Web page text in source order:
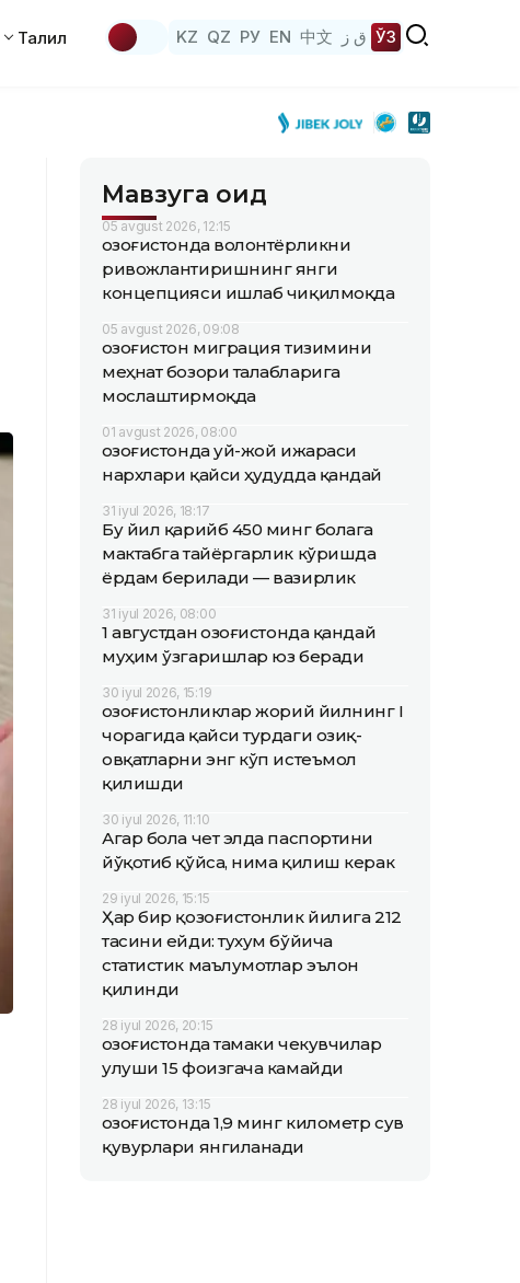
Таҳлил KZ QZ РУ EN 中文 ق ز ЎЗ
Мавзуга оид
05 avgust 2026, 12:15
Қозоғистонда волонтёрликни
ривожлантиришнинг янги
концепцияси ишлаб чиқилмоқда
05 avgust 2026, 09:08
Қозоғистон миграция тизимини
меҳнат бозори талабларига
мослаштирмоқда
01 avgust 2026, 08:00
Қозоғистонда уй-жой ижараси
нархлари қайси ҳудудда қандай
31 iyul 2026, 18:17
Бу йил қарийб 450 минг болага
мактабга тайёргарлик кўришда
ёрдам берилади — вазирлик
31 iyul 2026, 08:00
1 августдан Қозоғистонда қандай
муҳим ўзгаришлар юз беради
30 iyul 2026, 15:19
Қозоғистонликлар жорий йилнинг I
чорагида қайси турдаги озиқ-
овқатларни энг кўп истеъмол
қилишди
30 iyul 2026, 11:10
Агар бола чет элда паспортини
йўқотиб қўйса, нима қилиш керак
29 iyul 2026, 15:15
Ҳар бир қозоғистонлик йилига 212
тасини ейди: тухум бўйича
статистик маълумотлар эълон
қилинди
28 iyul 2026, 20:15
Қозоғистонда тамаки чекувчилар
улуши 15 фоизгача камайди
28 iyul 2026, 13:15
Қозоғистонда 1,9 минг километр сув
қувурлари янгиланади